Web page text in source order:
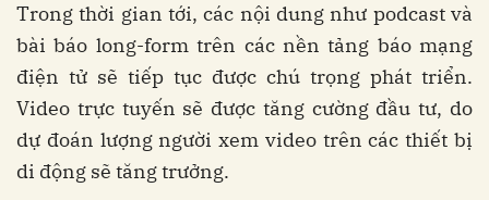
Trong thời gian tới, các nội dung như podcast và
bài báo long-form trên các nền tảng báo mạng
điện tử sẽ tiếp tục được chú trọng phát triển.
Video trực tuyến sẽ được tăng cường đầu tư, do
dự đoán lượng người xem video trên các thiết bị
di động sẽ tăng trưởng.